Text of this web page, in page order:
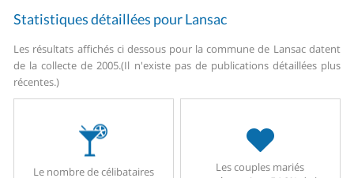
Statistiques détaillées pour Lansac
Les résultats affichés ci dessous pour la commune de Lansac datent
de la collecte de 2005.(Il n'existe pas de publications détaillées plus
récentes.)
Le nombre de célibataires
Les couples mariés